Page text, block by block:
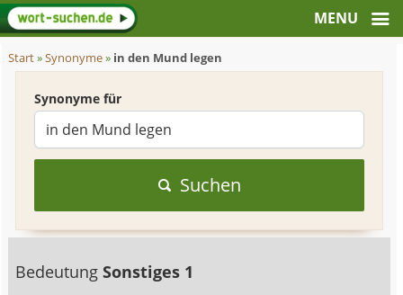
Start»Synonyme» in den Mund legen
Synonyme für
Suchen
BedeutungSonstiges 1